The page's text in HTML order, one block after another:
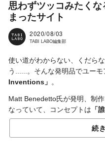
思わずツッコみたく
まったサイト
2020/08/03
TABI LABO編集部
使い道がわからない、くだら
う......。そんな発明品でユーモ
Inventions」 。
Matt Benedetto氏が発明、制
なっていて、コンセプトは 「
で、まったく存在しない問題
サイトを見ると、たしかにど
続